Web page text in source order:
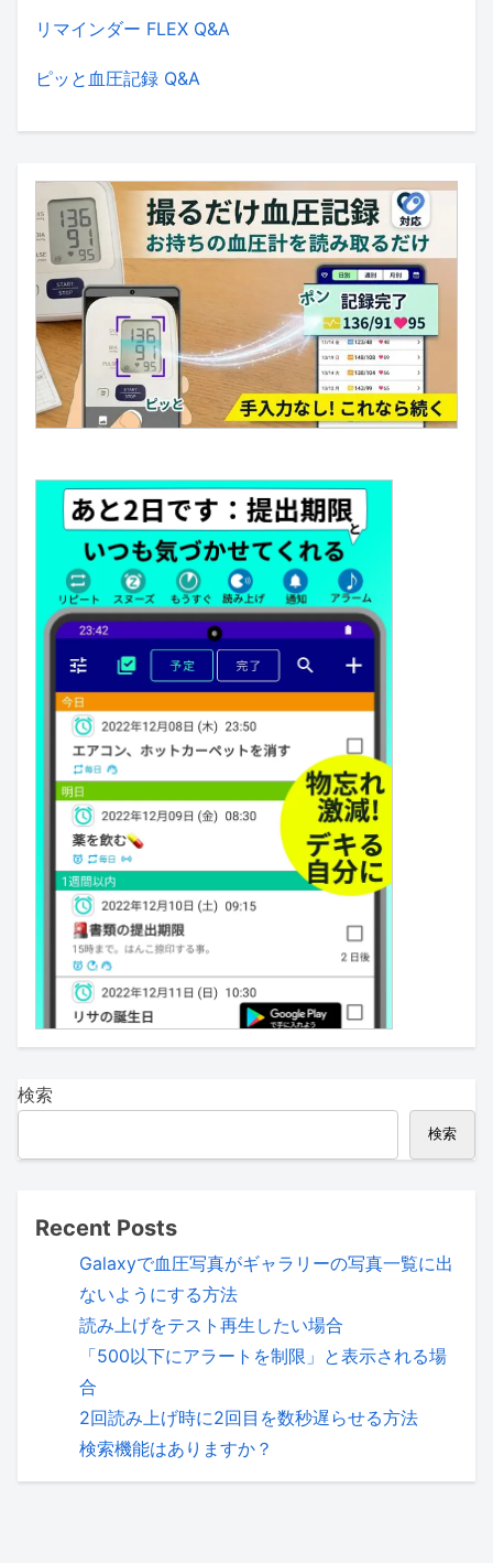
リマインダー FLEX Q&A
ピッと血圧記録 Q&A
検索
検索
Recent Posts
Galaxyで血圧写真がギャラリーの写真一覧に出
ないようにする方法
読み上げをテスト再生したい場合
「500以下にアラートを制限」と表示される場
合
2回読み上げ時に2回目を数秒遅らせる方法
検索機能はありますか？